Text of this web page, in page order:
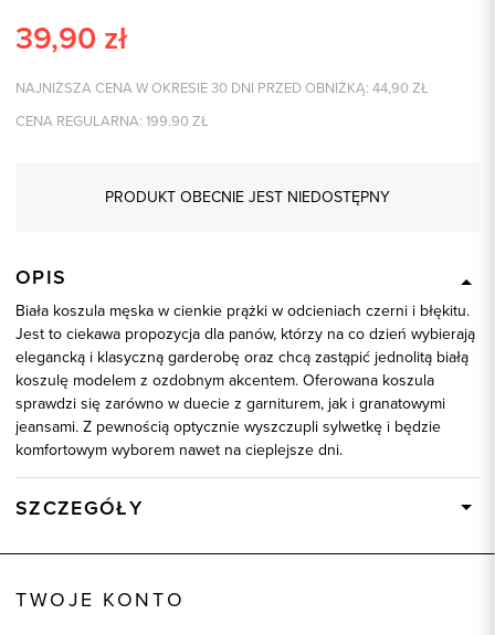
39,90 zł
NAJNIŻSZA CENA W OKRESIE 30 DNI PRZED OBNIŻKĄ: 44,90 ZŁ
CENA REGULARNA: 199.90 ZŁ
PRODUKT OBECNIE JEST NIEDOSTĘPNY
OPIS
Biała koszula męska w cienkie prążki w odcieniach czerni i błękitu.
Jest to ciekawa propozycja dla panów, którzy na co dzień wybierają
elegancką i klasyczną garderobę oraz chcą zastąpić jednolitą białą
koszulę modelem z ozdobnym akcentem. Oferowana koszula
sprawdzi się zarówno w duecie z garniturem, jak i granatowymi
jeansami. Z pewnością optycznie wyszczupli sylwetkę i będzie
komfortowym wyborem nawet na cieplejsze dni.
SZCZEGÓŁY
TWOJE KONTO